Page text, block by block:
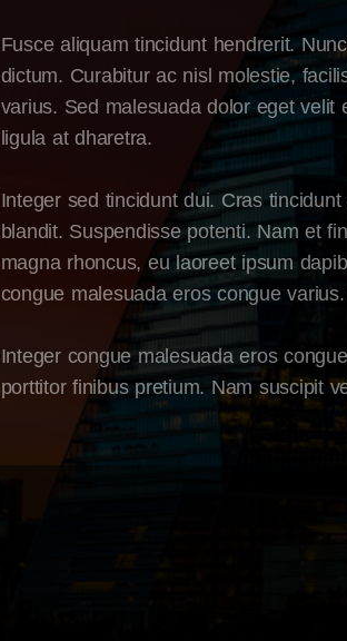
Fusce aliquam tincidunt hendrerit.
dictum. Curabitur ac nisl molestie,
varius. Sed malesuada dolor eget velit
ligula at dharetra.
Integer sed tincidunt dui. Cras
blandit. Suspendisse potenti. Nam et
magna rhoncus, eu laoreet ipsum
congue malesuada eros congue
Integer congue malesuada eros
porttitor finibus pretium. Nam suscipit